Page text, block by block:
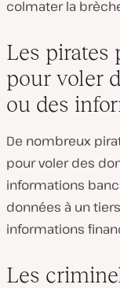
colmater la
Les pirates
pour voler
ou des
De nombreux
pour voler des
informations
données à un
informations
Les